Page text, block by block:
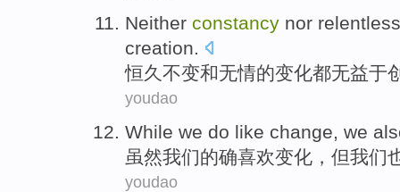
Neither constancy nor relentless
creation.
恒久 不变和无情的变化都无益于
youdao
While we do like change, we
虽然我们的确喜欢变化 ，但我们
youdao